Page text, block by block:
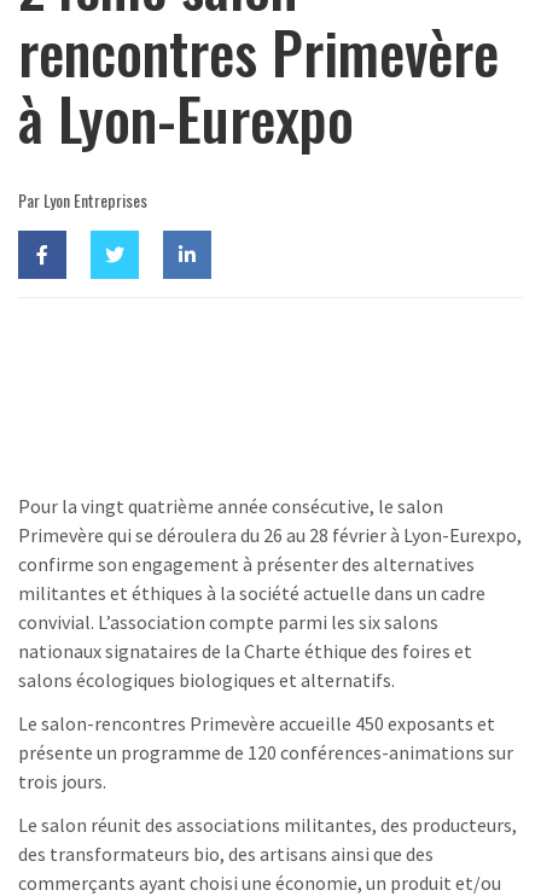
rencontres Primevère
à Lyon-Eurexpo
Par Lyon Entreprises
Pour la vingt quatrième année consécutive, le salon
Primevère qui se déroulera du 26 au 28 février à Lyon-Eurexpo,
confirme son engagement à présenter des alternatives
militantes et éthiques à la société actuelle dans un cadre
convivial. L’association compte parmi les six salons
nationaux signataires de la Charte éthique des foires et
salons écologiques biologiques et alternatifs.
Le salon-rencontres Primevère accueille 450 exposants et
présente un programme de 120 conférences-animations sur
trois jours.
Le salon réunit des associations militantes, des producteurs,
des transformateurs bio, des artisans ainsi que des
commerçants ayant choisi une économie, un produit et/ou